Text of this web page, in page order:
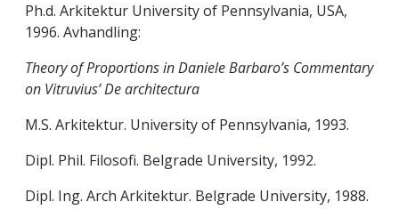
Ph.d. Arkitektur University of Pennsylvania, USA,
1996. Avhandling:
Theory of Proportions in Daniele Barbaro’s Commentary
on Vitruvius’ De architectura
M.S. Arkitektur. University of Pennsylvania, 1993.
Dipl. Phil. Filosofi. Belgrade University, 1992.
Dipl. Ing. Arch Arkitektur. Belgrade University, 1988.